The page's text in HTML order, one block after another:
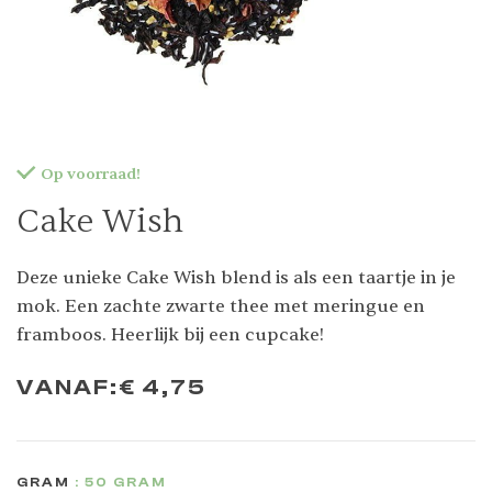
Op voorraad!
Cake Wish
Deze unieke Cake Wish blend is als een taartje in je
mok. Een zachte zwarte thee met meringue en
framboos. Heerlijk bij een cupcake!
VANAF:€ 4,75
GRAM : 50 GRAM